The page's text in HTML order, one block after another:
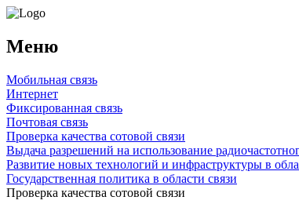
Меню
Мобильная связь
Интернет
Фиксированная связь
Почтовая связь
Проверка качества сотовой связи
Выдача разрешений на использование
Развитие новых технологий и инфраструктуры в
Государственная политика в области связи
Проверка качества сотовой связи